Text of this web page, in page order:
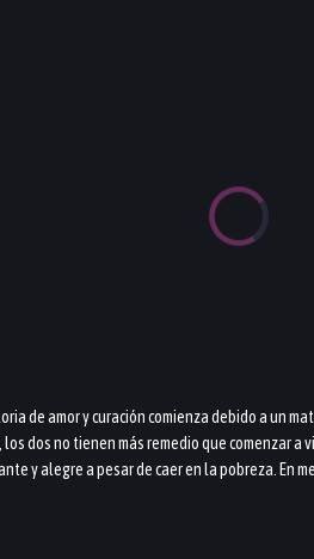
de amor y curación comienza debido a
dos no tienen más remedio que comenzar
y alegre a pesar de caer en la pobreza. En